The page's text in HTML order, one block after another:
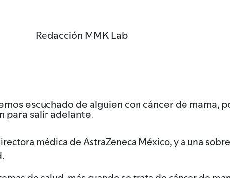
Redacción MMK Lab
escuchado de alguien con cáncer de mama,
para salir adelante.
médica de AstraZeneca México, y a una